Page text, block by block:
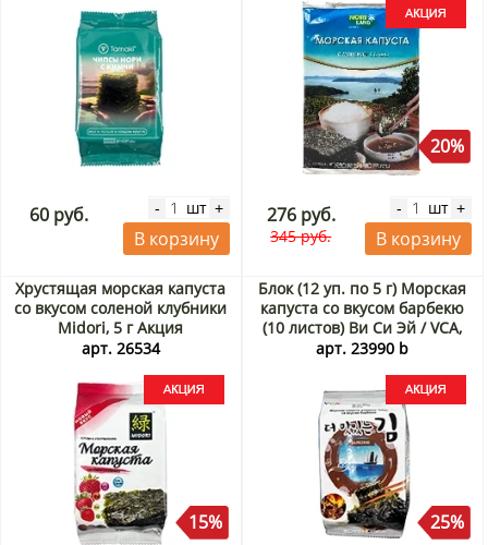
60 руб. - шт +
В корзину
20%
276 руб.
345 руб.
- шт +
В корзину
Хрустящая морская капуста
со вкусом соленой клубники
Midori, 5 г Акция
арт. 26534
15%
Блок (12 уп. по 5 г) Морская
капуста со вкусом барбекю
(10 листов) Ви Си Эй / VCA,
Корея, 5 г х 12 шт. Акция
арт. 23990 b
25%